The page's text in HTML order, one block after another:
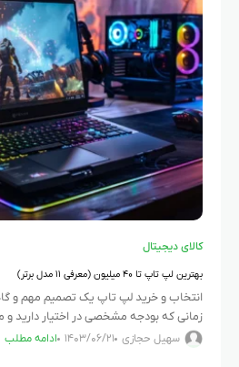
کالای دیجیتال
بهترین لپ تاپ تا ۴۰ میلیون (معرفی ۱۱ مدل برتر)
انتخاب و خرید لپ تاپ یک تصمیم مهم
زمانی که بودجه مشخصی در اختیار دارید و
انجام دهید. در بازار امروز
سهیل حجازی ۱۴۰۳/۰۶/۲۱ ادامه مطلب